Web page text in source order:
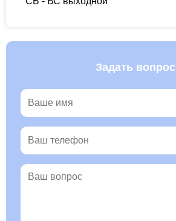
Задать вопрос